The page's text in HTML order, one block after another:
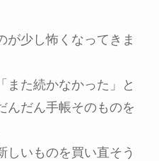
が少し怖くなってきま
また続かなかった」と
んだん手帳そのものを
しいものを買い直そう